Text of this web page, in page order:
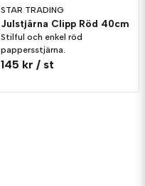
STAR TRADING
Julstjärna Clipp Röd 40cm
Stilful och enkel röd
pappersstjärna.
145 kr / st